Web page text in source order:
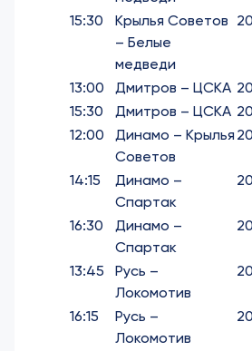
15:30
Крылья Советов
– Белые
медведи
13:00 Дмитров – ЦСКА
15:30
Дмитров – ЦСКА
12:00
Динамо – Крылья
Советов
14:15
Динамо –
Спартак
16:30
Динамо –
Спартак
13:45
Русь –
Локомотив
16:15
Русь –
Локомотив